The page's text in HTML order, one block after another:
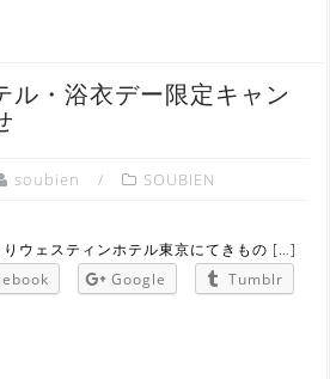
ル・浴衣デー限定キャン
soubien SOUBIEN
ウェスティンホテル東京にてきもの […]
Google
Tumblr